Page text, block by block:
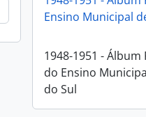
a área de
Ensino Municipal
1948-1951 -
do Ensino
do Sul